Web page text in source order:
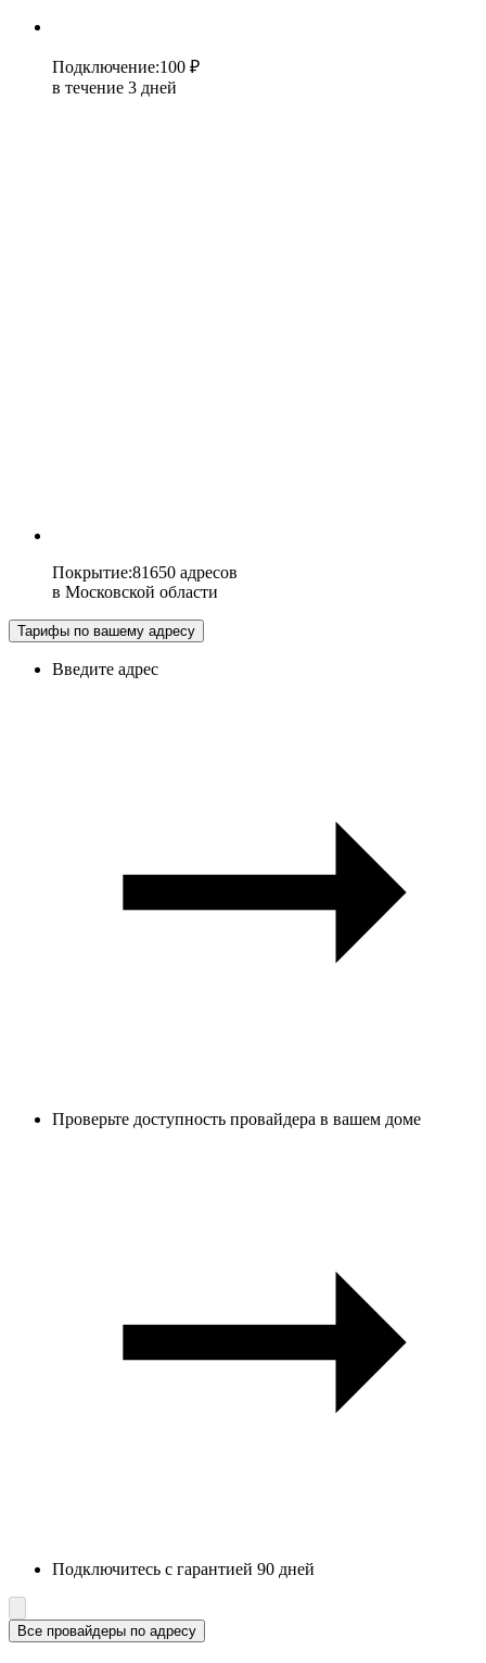
Подключение:100 ₽
в течение 3 дней
Покрытие:81650 адресов
в Московской области
Тарифы по вашему адресу
Введите адрес
Проверьте доступность провайдера в вашем доме
Подключитесь с гарантией 90 дней
Все провайдеры по адресу